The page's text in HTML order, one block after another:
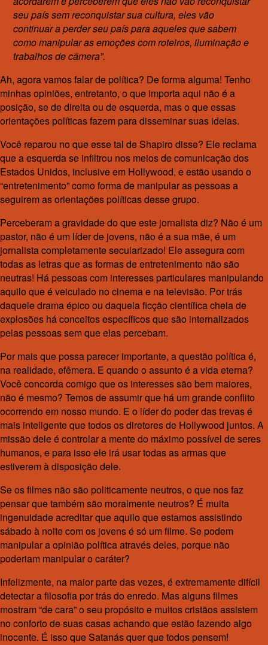
seu país sem reconquistar sua cultura, eles vão
continuar a perder seu país para aqueles que sabem
como manipular as emoções com roteiros, iluminação e
trabalhos de câmera”.
Ah, agora vamos falar de política? De forma alguma! Tenho
minhas opiniões, entretanto, o que importa aqui não é a
posição, se de direita ou de esquerda, mas o que essas
orientações políticas fazem para disseminar suas ideias.
Você reparou no que esse tal de Shapiro disse? Ele reclama
que a esquerda se infiltrou nos meios de comunicação dos
Estados Unidos, inclusive em Hollywood, e estão usando o
“entretenimento” como forma de manipular as pessoas a
seguirem as orientações políticas desse grupo.
Perceberam a gravidade do que este jornalista diz? Não é um
pastor, não é um líder de jovens, não é a sua mãe, é um
jornalista completamente secularizado! Ele assegura com
todas as letras que as formas de entretenimento não são
neutras! Há pessoas com interesses particulares manipulando
aquilo que é veiculado no cinema e na televisão. Por trás
daquele drama épico ou daquela ficção científica cheia de
explosões há conceitos específicos que são internalizados
pelas pessoas sem que elas percebam.
Por mais que possa parecer importante, a questão política é,
na realidade, efêmera. E quando o assunto é a vida eterna?
Você concorda comigo que os interesses são bem maiores,
não é mesmo? Temos de assumir que há um grande conflito
ocorrendo em nosso mundo. E o líder do poder das trevas é
mais inteligente que todos os diretores de Hollywood juntos. A
missão dele é controlar a mente do máximo possível de seres
humanos, e para isso ele irá usar todas as armas que
estiverem à disposição dele.
Se os filmes não são politicamente neutros, o que nos faz
pensar que também são moralmente neutros? É muita
ingenuidade acreditar que aquilo que estamos assistindo
sábado à noite com os jovens é só um filme. Se podem
manipular a opinião política através deles, porque não
poderiam manipular o caráter?
Infelizmente, na maior parte das vezes, é extremamente difícil
detectar a filosofia por trás do enredo. Mas alguns filmes
mostram “de cara” o seu propósito e muitos cristãos assistem
no conforto de suas casas achando que estão fazendo algo
inocente. É isso que Satanás quer que todos pensem!